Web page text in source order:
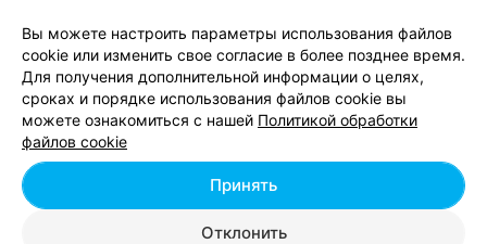
Охотник и рыболов
Минск, пр-т Пушкина, 15 Выходной
ДИЗАЙНЕР
Natasha TSU RAN
Минск, пр-т Пушкина, 23
Вы можете настроить параметры использования файлов
cookie или изменить свое согласие в более позднее время.
Для получения дополнительной информации о целях,
сроках и порядке использования файлов cookie вы
можете ознакомиться с нашей Политикой обработки
файлов cookie
Отклонить
Принять